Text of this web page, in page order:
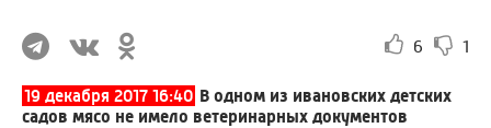
6 1
19 декабря 2017 16:40 В одном из ивановских детских
садов мясо не имело ветеринарных документов